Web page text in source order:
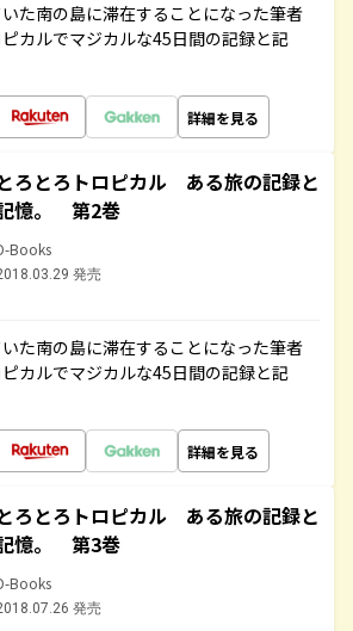
た南の島に滞在することになった筆者
カルでマジカルな45日間の記録と記
詳細を見る
ろとろトロピカル ある旅の記録と
憶。 第2巻
Books
発売
た南の島に滞在することになった筆者
カルでマジカルな45日間の記録と記
詳細を見る
ろとろトロピカル ある旅の記録と
憶。 第3巻
Books
発売